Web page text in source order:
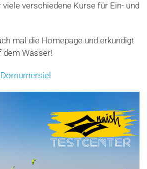
verschiedene Kurse für Ein- und
mal die Homepage und erkundigt
dem Wasser!